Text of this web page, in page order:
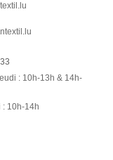
: 10h-13h & 14h-
: 10h-14h